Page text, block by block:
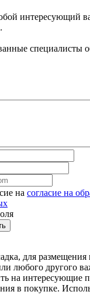
интересующий
специалисты
на согласие на
для
любого другого
на интересующие
в покупке.